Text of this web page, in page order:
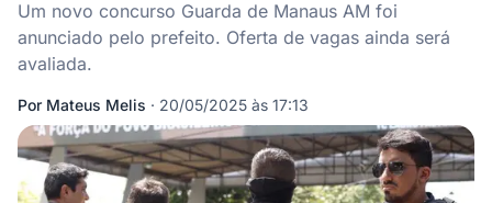
Um novo concurso Guarda de Manaus AM foi
anunciado pelo prefeito. Oferta de vagas ainda será
avaliada.
Por Mateus Melis · 20/05/2025 às 17:13